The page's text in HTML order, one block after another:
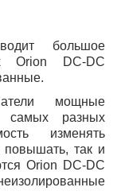
большое
Orion DC-DC
мощные
самых разных
изменять
так и
Orion DC-DC